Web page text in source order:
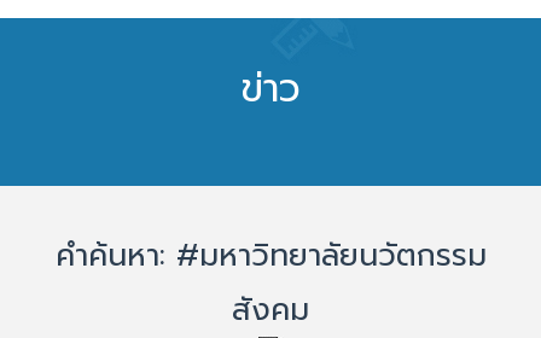
ข่าว
คำค้นหา: #มหาวิทยาลัยนวัตกรรม
สังคม